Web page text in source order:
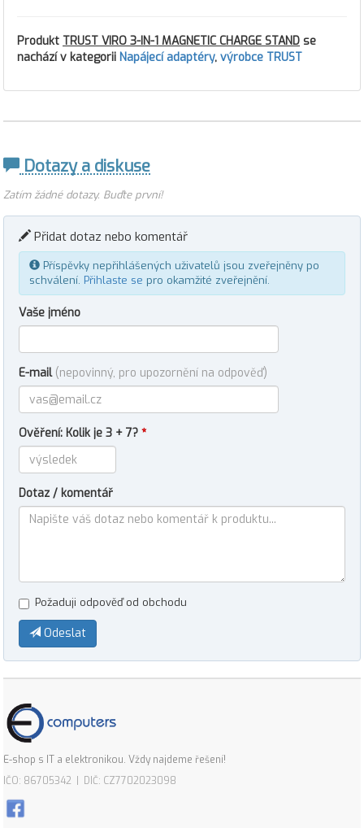
Produkt TRUST VIRO 3-IN-1 MAGNETIC CHARGE STAND se
nachází v kategorii Napájecí adaptéry, výrobce TRUST
Dotazy a diskuse
Zatím žádné dotazy. Buďte první!
Přidat dotaz nebo komentář
Příspěvky nepřihlášených uživatelů jsou zveřejněny po
schválení. Přihlaste se pro okamžité zveřejnění.
Vaše jméno
E-mail (nepovinný, pro upozornění na odpověď)
Ověření: Kolik je 3 + 7? *
Dotaz / komentář
Požaduji odpověď od obchodu
Odeslat
E-shop s IT a elektronikou. Vždy najdeme řešení!
IČO: 86705342 | DIČ: CZ7702023098